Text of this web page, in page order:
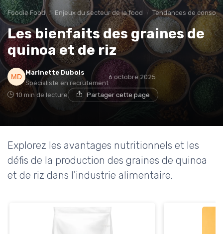
Foodie Food Enjeux du secteur de la food Tendances de
Les bienfaits des graines de
quinoa et de riz
Marinette Dubois
Spécialiste en recrutement
6 octobre 2025
10 min de lecture Partager cette page
Explorez les avantages nutritionnels et les
défis de la production des graines de quinoa
et de riz dans l'industrie alimentaire.